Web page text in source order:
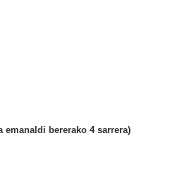
emanaldi bererako 4 sarrera)